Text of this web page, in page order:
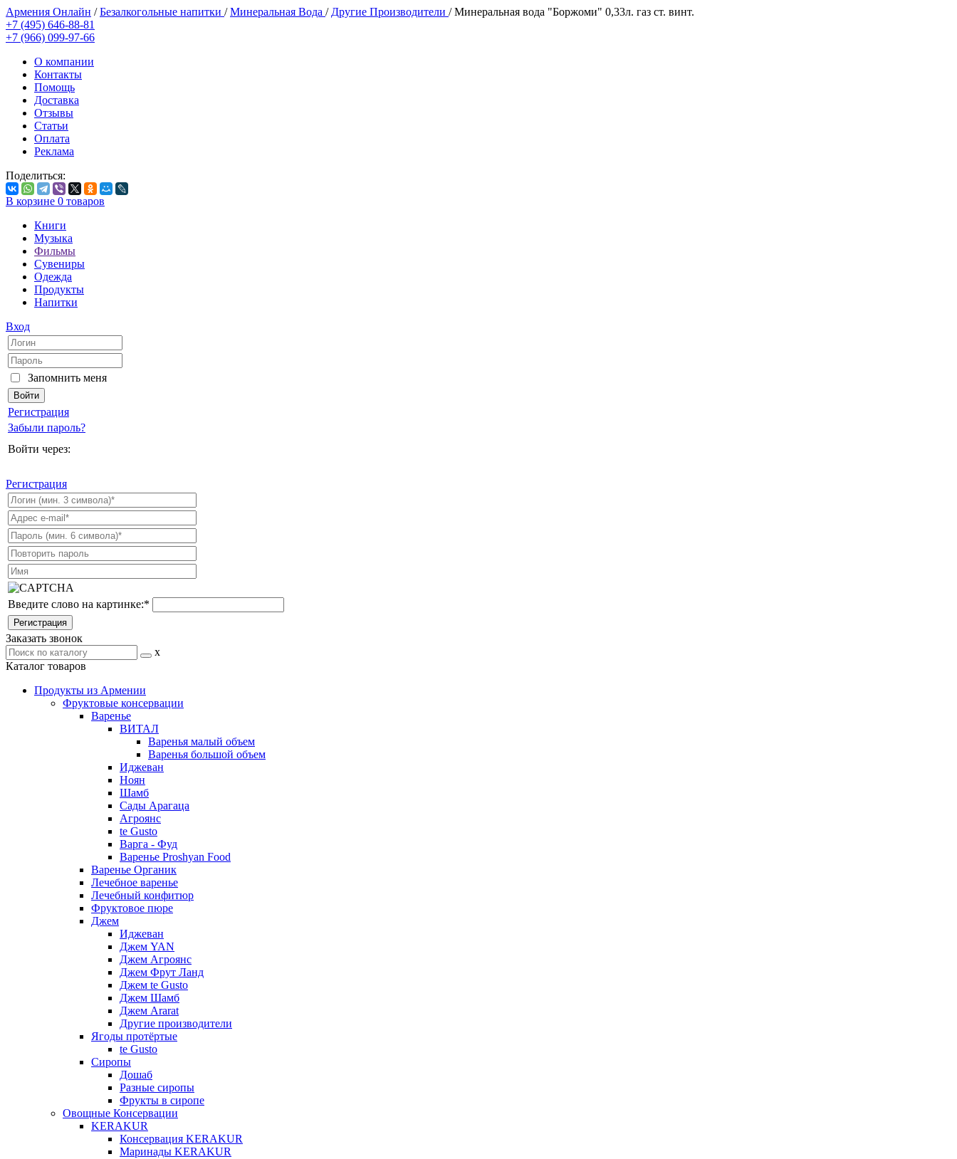
Армения Онлайн /Безалкогольные напитки /Минеральная Вода / Другие Производители /Минеральная вода "Боржоми" 0,33л. газ ст. винт.
+7 (495) 646-88-81
+7 (966) 099-97-66
О компании
Контакты
Помощь
Доставка
Отзывы
Статьи
Оплата
Реклама
Поделиться:
В корзине 0 товаров
Книги
Музыка
Фильмы
Сувениры
Одежда
Продукты
Напитки
Вход
Запомнить меня
Регистрация
Забыли пароль?
Войти через:
Регистрация
Введите слово на картинке:*
Заказать звонок
x
Каталог товаров
Продукты из Армении
Фруктовые консервации
Варенье
ВИТАЛ
Варенья малый объем
Варенья большой объем
Иджеван
Ноян
Шамб
Сады Арагаца
Агроянс
te Gusto
Варга - Фуд
Варенье Proshyan Food
Варенье Органик
Лечебное варенье
Лечебный конфитюр
Фруктовое пюре
Джем
Иджеван
Джем YAN
Джем Агроянс
Джем Фрут Ланд
Джем te Gusto
Джем Шамб
Джем Ararat
Другие производители
Ягоды протёртые
te Gusto
Сиропы
Дошаб
Разные сиропы
Фрукты в сиропе
Овощные Консервации
KERAKUR
Консервация KERAKUR
Маринады KERAKUR